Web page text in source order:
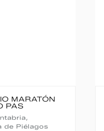
GORBEIA SUZIEN
Bizkaia,
Más información